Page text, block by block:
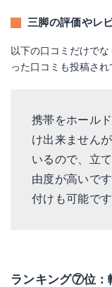
三脚の評価やレ
以下の口コミだけで
った口コミも投稿され
携帯をホール
け出来ません
いるので、立
由度が高いで
付けも可能です
ランキング⑦位：